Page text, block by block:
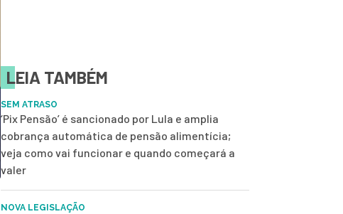
LEIA TAMBÉM
SEM ATRASO
‘Pix Pensão’ é sancionado por Lula e amplia
cobrança automática de pensão alimentícia;
veja como vai funcionar e quando começará a
valer
NOVA LEGISLAÇÃO